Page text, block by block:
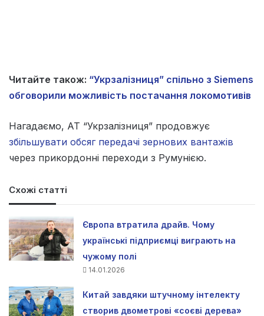
Читайте також: “Укрзалізниця” спільно з Siemens
обговорили можливість постачання локомотивів
Нагадаємо, АТ “Укрзалізниця” продовжує
збільшувати обсяг передачі зернових вантажів
через прикордонні переходи з Румунією.
Схожі статті
Європа втратила драйв. Чому
українські підприємці виграють на
чужому полі
14.01.2026
Китай завдяки штучному інтелекту
створив двометрові «соєві дерева»